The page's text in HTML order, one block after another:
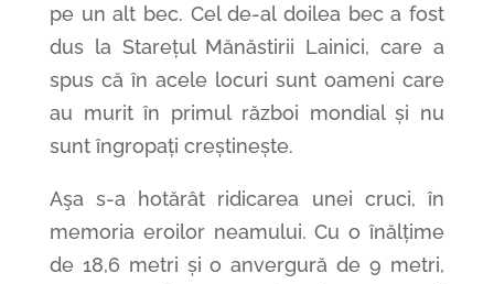
pe un alt bec. Cel de-al doilea bec a fost
dus la Starețul Mănăstirii Lainici, care a
spus că în acele locuri sunt oameni care
au murit în primul război mondial și nu
sunt îngropați creștinește.
Aşa s-a hotărât ridicarea unei cruci, în
memoria eroilor neamului. Cu o înălțime
de 18,6 metri și o anvergură de 9 metri,